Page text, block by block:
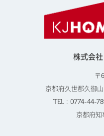
株式会
〒
京都府久世郡久御
TEL : 0774-44-
京都府知